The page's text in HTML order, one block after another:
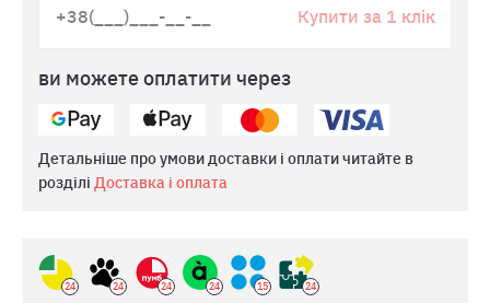
Купити за 1 клік
ви можете оплатити через
Детальніше про умови доставки і оплати читайте в
розділі Доставка і оплата
24 24 24 24 15 24